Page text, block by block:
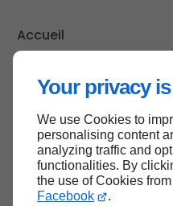
Your privacy
We use Cookies to
personalising content
analyzing traffic and
functionalities. By
the use of Cookies
Facebook
.
Accueil
Mentions légales
Plan du site